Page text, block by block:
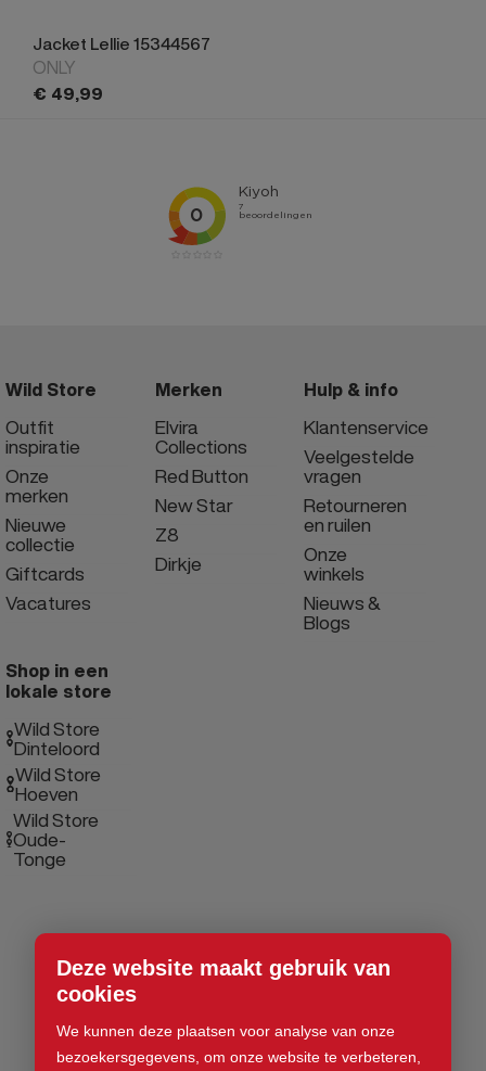
Deze website maakt gebruik van
cookies
We kunnen deze plaatsen voor analyse van onze
bezoekersgegevens, om onze website te verbeteren,
Jacket Lellie 15344567
ONLY
€ 49,99
Wild Store
Outfit
inspiratie
Onze
merken
Nieuwe
collectie
Giftcards
Vacatures
Merken
Elvira
Collections
Red Button
New Star
Z8
Dirkje
Hulp & info
Klantenservice
Veelgestelde
vragen
Retourneren
en ruilen
Onze
winkels
Nieuws &
Blogs
Shop in een
lokale store
Wild Store
Dinteloord
Wild Store
Hoeven
Wild Store
Oude-
Tonge